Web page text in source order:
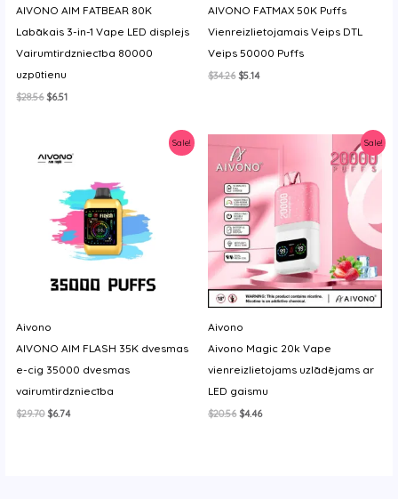
AIVONO AIM FATBEAR 80K
Labākais 3-in-1 Vape LED displejs
Vairumtirdzniecība 80000
uzpūtienu
$28.56 Original
$6.51Current
AIVONO FATMAX 50K Puffs
Vienreizlietojamais Veips DTL
Veips 50000 Puffs
$34.26 Original
$5.14Current
Sale!
Aivono
AIVONO AIM FLASH 35K dvesmas
e-cig 35000 dvesmas
vairumtirdzniecība
$29.70Original
$6.74Current
Sale!
Aivono
Aivono Magic 20k Vape
vienreizlietojams uzlādējams ar
LED gaismu
$20.56 Original
$4.46Current